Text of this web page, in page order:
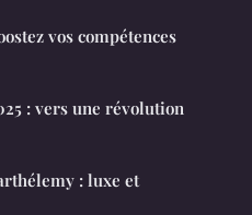
vos compétences
: vers une révolution
: luxe et